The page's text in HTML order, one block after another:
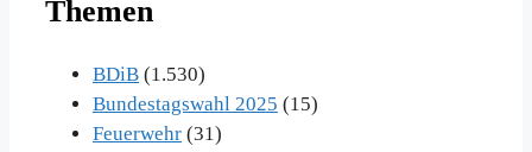
im
Themen
BDiB (1.530)
Bundestagswahl 2025 (15)
Feuerwehr (31)